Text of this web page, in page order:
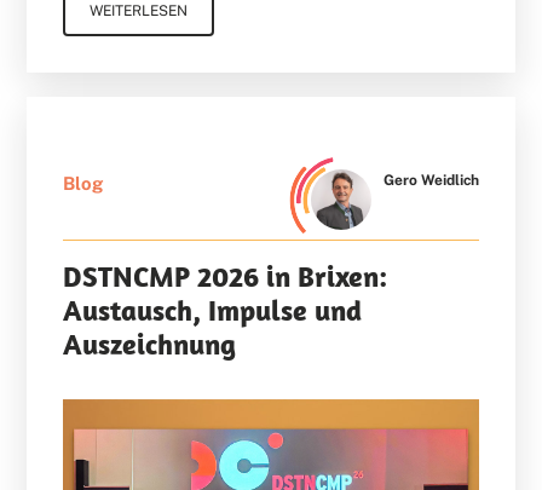
WEITERLESEN
Blog Gero Weidlich
DSTNCMP 2026 in Brixen:
Austausch, Impulse und
Auszeichnung